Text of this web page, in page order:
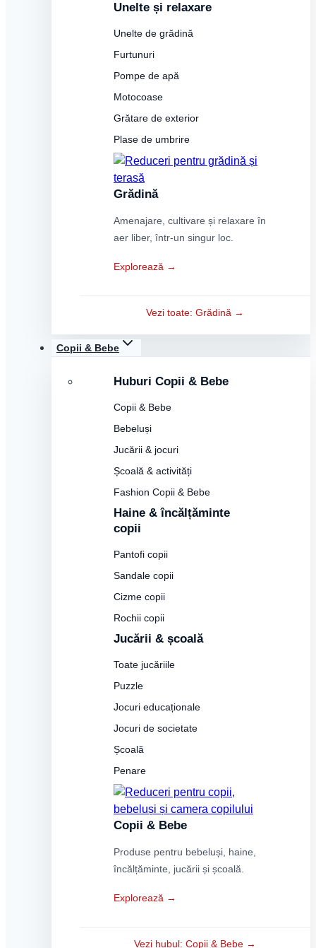
Unelte și relaxare
Unelte de grădină
Furtunuri
Pompe de apă
Motocoase
Grătare de exterior
Plase de umbrire
Grădină
Amenajare, cultivare și relaxare în
aer liber, într-un singur loc.
Explorează →
Vezi toate: Grădină →
Copii & Bebe
Huburi Copii & Bebe
Copii & Bebe
Bebeluși
Jucării & jocuri
Școală & activități
Fashion Copii & Bebe
Haine & încălțăminte
copii
Pantofi copii
Sandale copii
Cizme copii
Rochii copii
Jucării & școală
Toate jucăriile
Puzzle
Jocuri educaționale
Jocuri de societate
Școală
Penare
Copii & Bebe
Produse pentru bebeluși, haine,
încălțăminte, jucării și școală.
Explorează →
Vezi hubul: Copii & Bebe →